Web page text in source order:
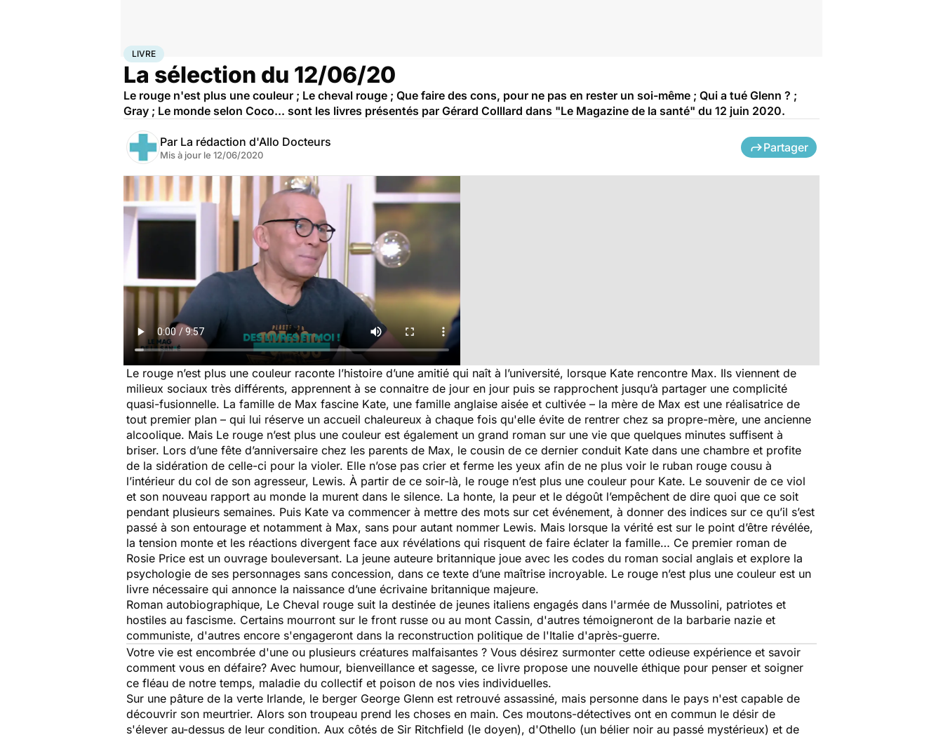
AccueilSanté
LIVRE
La sélection du 12/06/20
Le rouge n'est plus une couleur ; Le cheval rouge ; Que faire des cons, pour ne pas en rester un soi-même ; Qui a tué Glenn ? ;
Gray ; Le monde selon Coco... sont les livres présentés par Gérard Colllard dans "Le Magazine de la santé" du 12 juin 2020.
Par La rédaction d'Allo Docteurs
Mis à jour le 12/06/2020
Partager
Le rouge n’est plus une couleur raconte l’histoire d’une amitié qui naît à l’université, lorsque Kate rencontre Max. Ils viennent de
milieux sociaux très différents, apprennent à se connaitre de jour en jour puis se rapprochent jusqu’à partager une complicité
quasi-fusionnelle. La famille de Max fascine Kate, une famille anglaise aisée et cultivée – la mère de Max est une réalisatrice de
tout premier plan – qui lui réserve un accueil chaleureux à chaque fois qu'elle évite de rentrer chez sa propre-mère, une ancienne
alcoolique. Mais Le rouge n’est plus une couleur est également un grand roman sur une vie que quelques minutes suffisent à
briser. Lors d’une fête d’anniversaire chez les parents de Max, le cousin de ce dernier conduit Kate dans une chambre et profite
de la sidération de celle-ci pour la violer. Elle n’ose pas crier et ferme les yeux afin de ne plus voir le ruban rouge cousu à
l’intérieur du col de son agresseur, Lewis. À partir de ce soir-là, le rouge n’est plus une couleur pour Kate. Le souvenir de ce viol
et son nouveau rapport au monde la murent dans le silence. La honte, la peur et le dégoût l’empêchent de dire quoi que ce soit
pendant plusieurs semaines. Puis Kate va commencer à mettre des mots sur cet événement, à donner des indices sur ce qu’il s’est
passé à son entourage et notamment à Max, sans pour autant nommer Lewis. Mais lorsque la vérité est sur le point d’être révélée,
la tension monte et les réactions divergent face aux révélations qui risquent de faire éclater la famille… Ce premier roman de
Rosie Price est un ouvrage bouleversant. La jeune auteure britannique joue avec les codes du roman social anglais et explore la
psychologie de ses personnages sans concession, dans ce texte d’une maîtrise incroyable. Le rouge n’est plus une couleur est un
livre nécessaire qui annonce la naissance d’une écrivaine britannique majeure.
Roman autobiographique, Le Cheval rouge suit la destinée de jeunes italiens engagés dans l'armée de Mussolini, patriotes et
hostiles au fascisme. Certains mourront sur le front russe ou au mont Cassin, d'autres témoigneront de la barbarie nazie et
communiste, d'autres encore s'engageront dans la reconstruction politique de l'Italie d'après-guerre.
Votre vie est encombrée d'une ou plusieurs créatures malfaisantes ? Vous désirez surmonter cette odieuse expérience et savoir
comment vous en défaire? Avec humour, bienveillance et sagesse, ce livre propose une nouvelle éthique pour penser et soigner
ce fléau de notre temps, maladie du collectif et poison de nos vies individuelles.
Sur une pâture de la verte Irlande, le berger George Glenn est retrouvé assassiné, mais personne dans le pays n'est capable de
découvrir son meurtrier. Alors son troupeau prend les choses en main. Ces moutons-détectives ont en commun le désir de
s'élever au-dessus de leur condition. Aux côtés de Sir Ritchfield (le doyen), d'Othello (un bélier noir au passé mystérieux) et de